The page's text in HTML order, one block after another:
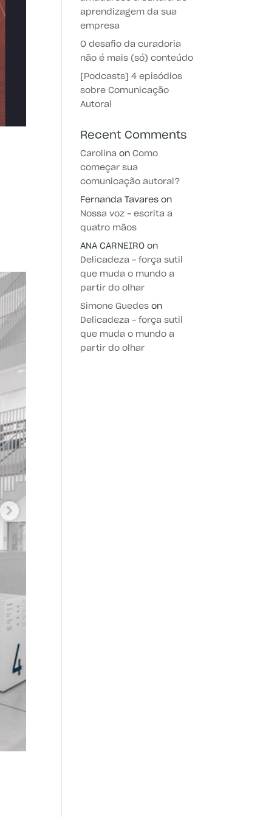
aprendizagem da sua
empresa
O desafio da curadoria
não é mais (só) conteúdo
[Podcasts] 4 episódios
sobre Comunicação
Autoral
Recent Comments
Carolina onComo
começar sua
comunicação autoral?
Fernanda Tavares on
Nossa voz – escrita a
quatro mãos
ANA CARNEIRO on
Delicadeza – força sutil
que muda o mundo a
partir do olhar
Simone Guedes on
Delicadeza – força sutil
que muda o mundo a
partir do olhar